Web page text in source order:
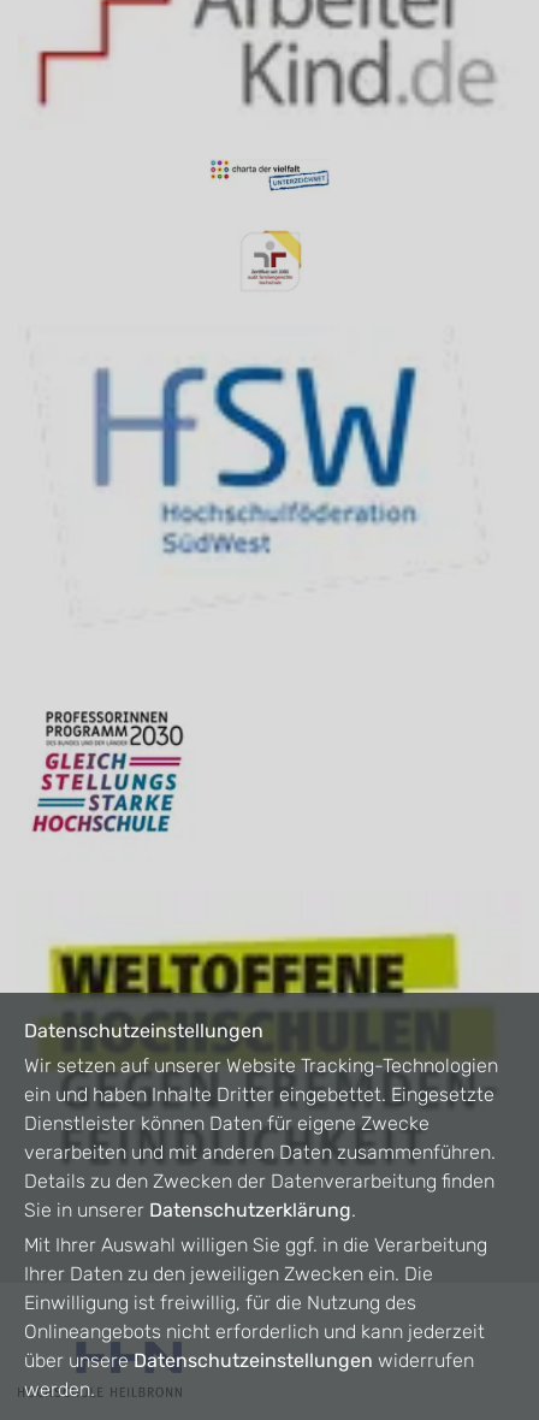
Datenschutzeinstellungen
Wir setzen auf unserer Website Tracking-Technologien
ein und haben Inhalte Dritter eingebettet. Eingesetzte
Dienstleister können Daten für eigene Zwecke
verarbeiten und mit anderen Daten zusammenführen.
Details zu den Zwecken der Datenverarbeitung finden
Sie in unserer Datenschutzerklärung.
Mit Ihrer Auswahl willigen Sie ggf. in die Verarbeitung
Ihrer Daten zu den jeweiligen Zwecken ein. Die
Einwilligung ist freiwillig, für die Nutzung des
Onlineangebots nicht erforderlich und kann jederzeit
über unsereDatenschutzeinstellungen widerrufen
werden.